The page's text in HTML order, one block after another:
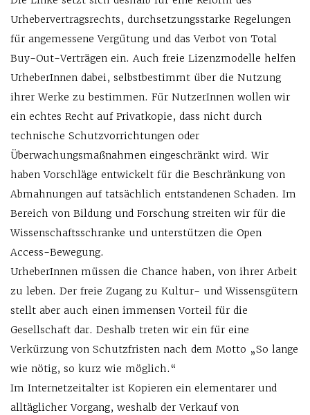
Urhebervertragsrechts, durchsetzungsstarke Regelungen
für angemessene Vergütung und das Verbot von Total
Buy-Out-Verträgen ein. Auch freie Lizenzmodelle helfen
UrheberInnen dabei, selbstbestimmt über die Nutzung
ihrer Werke zu bestimmen. Für NutzerInnen wollen wir
ein echtes Recht auf Privatkopie, dass nicht durch
technische Schutzvorrichtungen oder
Überwachungsmaßnahmen eingeschränkt wird. Wir
haben Vorschläge entwickelt für die Beschränkung von
Abmahnungen auf tatsächlich entstandenen Schaden. Im
Bereich von Bildung und Forschung streiten wir für die
Wissenschaftsschranke und unterstützen die Open
Access-Bewegung.
UrheberInnen müssen die Chance haben, von ihrer Arbeit
zu leben. Der freie Zugang zu Kultur- und Wissensgütern
stellt aber auch einen immensen Vorteil für die
Gesellschaft dar. Deshalb treten wir ein für eine
Verkürzung von Schutzfristen nach dem Motto „So lange
wie nötig, so kurz wie möglich.“
Im Internetzeitalter ist Kopieren ein elementarer und
alltäglicher Vorgang, weshalb der Verkauf von